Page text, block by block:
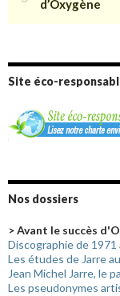
Site éco-
Nos dossiers
> Avant le succès
Discographie de 1971
Les études de Jarre
Jean Michel Jarre, le
Les pseudonymes